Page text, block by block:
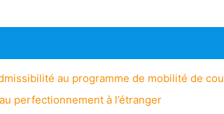
au programme de mobilité de
perfectionnement à l’étranger